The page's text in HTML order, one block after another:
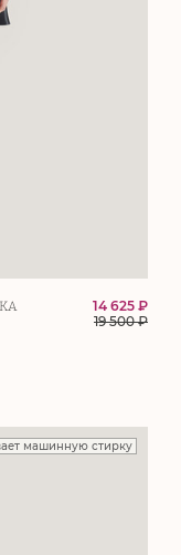
14 625 ₽
19 500₽
машинную стирку